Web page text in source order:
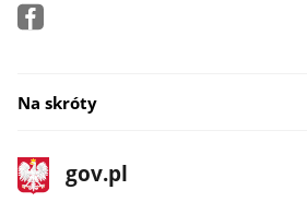
Na skróty
stopka
gov.pl
Strona
gov.pl